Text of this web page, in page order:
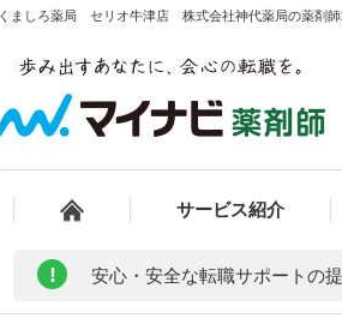
くましろ薬局 セリオ牛津店 株式会社神代薬局の薬剤師
サービス紹介
! 安心・安全な転職サポートの